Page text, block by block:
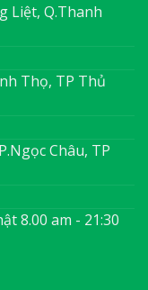
Liệt, Q.Thanh
Thọ, TP Thủ
Châu, TP
8.00 am - 21:30